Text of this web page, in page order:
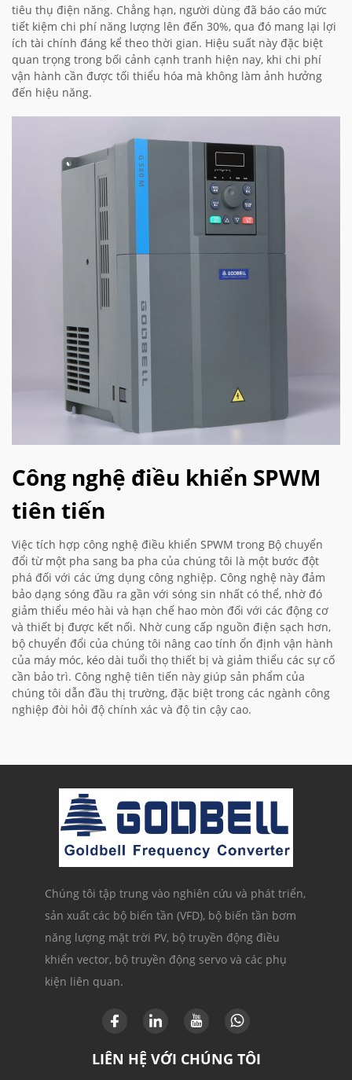
tiêu thụ điện năng. Chẳng hạn, người dùng đã báo cáo mức
tiết kiệm chi phí năng lượng lên đến 30%, qua đó mang lại lợi
ích tài chính đáng kể theo thời gian. Hiệu suất này đặc biệt
quan trọng trong bối cảnh cạnh tranh hiện nay, khi chi phí
vận hành cần được tối thiểu hóa mà không làm ảnh hưởng
đến hiệu năng.
Công nghệ điều khiển SPWM
tiên tiến
Việc tích hợp công nghệ điều khiển SPWM trong Bộ chuyển
đổi từ một pha sang ba pha của chúng tôi là một bước đột
phá đối với các ứng dụng công nghiệp. Công nghệ này đảm
bảo dạng sóng đầu ra gần với sóng sin nhất có thể, nhờ đó
giảm thiểu méo hài và hạn chế hao mòn đối với các động cơ
và thiết bị được kết nối. Nhờ cung cấp nguồn điện sạch hơn,
bộ chuyển đổi của chúng tôi nâng cao tính ổn định vận hành
của máy móc, kéo dài tuổi thọ thiết bị và giảm thiểu các sự cố
cần bảo trì. Công nghệ tiên tiến này giúp sản phẩm của
chúng tôi dẫn đầu thị trường, đặc biệt trong các ngành công
nghiệp đòi hỏi độ chính xác và độ tin cậy cao.
Chúng tôi tập trung vào nghiên cứu và phát triển,
sản xuất các bộ biến tần (VFD), bộ biến tần bơm
năng lượng mặt trời PV, bộ truyền động điều
khiển vector, bộ truyền động servo và các phụ
kiện liên quan.
LIÊN HỆ VỚI CHÚNG TÔI